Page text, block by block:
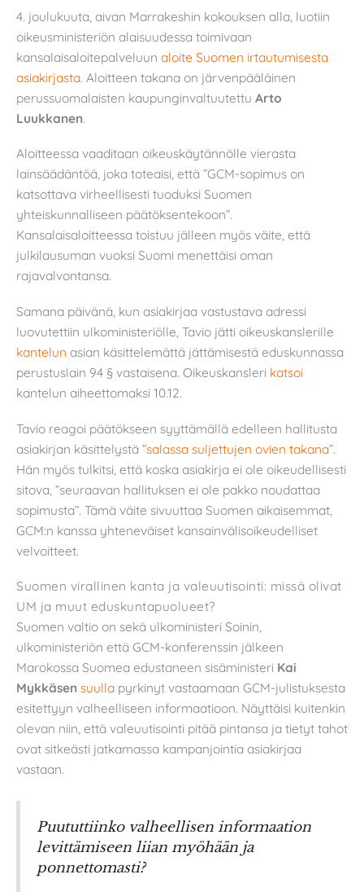
4. joulukuuta, aivan Marrakeshin kokouksen alla, luotiin
oikeusministeriön alaisuudessa toimivaan
kansalaisaloitepalveluun aloite Suomen irtautumisesta
asiakirjasta. Aloitteen takana on järvenpääläinen
perussuomalaisten kaupunginvaltuutettu Arto
Luukkanen.
Aloitteessa vaaditaan oikeuskäytännölle vierasta
lainsäädäntöä, joka toteaisi, että ”GCM-sopimus on
katsottava virheellisesti tuoduksi Suomen
yhteiskunnalliseen päätöksentekoon”.
Kansalaisaloitteessa toistuu jälleen myös väite, että
julkilausuman vuoksi Suomi menettäisi oman
rajavalvontansa.
Samana päivänä, kun asiakirjaa vastustava adressi
luovutettiin ulkoministeriölle, Tavio jätti oikeuskanslerille
kantelun asian käsittelemättä jättämisestä eduskunnassa
perustuslain 94 § vastaisena. Oikeuskansleri katsoi
kantelun aiheettomaksi 10.12.
Tavio reagoi päätökseen syyttämällä edelleen hallitusta
asiakirjan käsittelystä ”salassa suljettujen ovien takana”.
Hän myös tulkitsi, että koska asiakirja ei ole oikeudellisesti
sitova, ”seuraavan hallituksen ei ole pakko noudattaa
sopimusta”. Tämä väite sivuuttaa Suomen aikaisemmat,
GCM:n kanssa yhteneväiset kansainvälisoikeudelliset
velvoitteet.
Suomen virallinen kanta ja valeuutisointi: missä olivat
UM ja muut eduskuntapuolueet?
Suomen valtio on sekä ulkoministeri Soinin,
ulkoministeriön että GCM-konferenssin jälkeen
Marokossa Suomea edustaneen sisäministeri Kai
Mykkäsen suulla pyrkinyt vastaamaan GCM-julistuksesta
esitettyyn valheelliseen informaatioon. Näyttäisi kuitenkin
olevan niin, että valeuutisointi pitää pintansa ja tietyt tahot
ovat sitkeästi jatkamassa kampanjointia asiakirjaa
vastaan.
Puututtiinko valheellisen informaation
levittämiseen liian myöhään ja
ponnettomasti?